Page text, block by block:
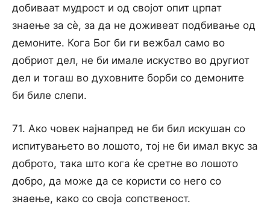
добиваат мудрост и од својот опит црпат
знаење за сѐ, за да не доживеат подбивање од
демоните. Кога Бог би ги вежбал само во
добриот дел, не би имале искуство во другиот
дел и тогаш во духовните борби со демоните
би биле слепи.
71. Ако човек најнапред не би бил искушан со
испитувањето во лошото, тој не би имал вкус за
доброто, така што кога ќе сретне во лошото
добро, да може да се користи со него со
знаење, како со своја сопственост.